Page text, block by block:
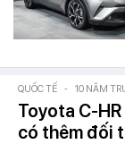
QUỐC TẾ - 10 NĂM
Toyota C-
có thêm đối